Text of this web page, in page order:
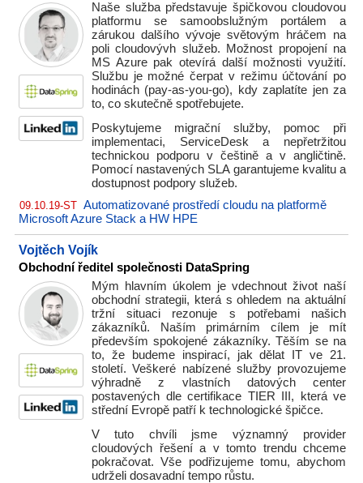
Naše služba představuje špičkovou cloudovou
platformu se samoobslužným portálem a
zárukou dalšího vývoje světovým hráčem na
poli cloudovývh služeb. Možnost propojení na
MS Azure pak otevírá další možnosti využití.
Službu je možné čerpat v režimu účtování po
hodinách (pay-as-you-go), kdy zaplatíte jen za
to, co skutečně spotřebujete.
Poskytujeme migrační služby, pomoc při
implementaci, ServiceDesk a nepřetržitou
technickou podporu v češtině a v angličtině.
Pomocí nastavených SLA garantujeme kvalitu a
dostupnost podpory služeb.
09.10.19-ST Automatizované prostředí cloudu na platformě
Microsoft Azure Stack a HW HPE
Vojtěch Vojík
Obchodní ředitel společnosti DataSpring
Mým hlavním úkolem je vdechnout život naší
obchodní strategii, která s ohledem na aktuální
tržní situaci rezonuje s potřebami našich
zákazníků. Naším primárním cílem je mít
především spokojené zákazníky. Těším se na
to, že budeme inspirací, jak dělat IT ve 21.
století. Veškeré nabízené služby provozujeme
výhradně z vlastních datových center
postavených dle certifikace TIER III, která ve
střední Evropě patří k technologické špičce.
V tuto chvíli jsme významný provider
cloudových řešení a v tomto trendu chceme
pokračovat. Vše podřizujeme tomu, abychom
udrželi dosavadní tempo růstu.